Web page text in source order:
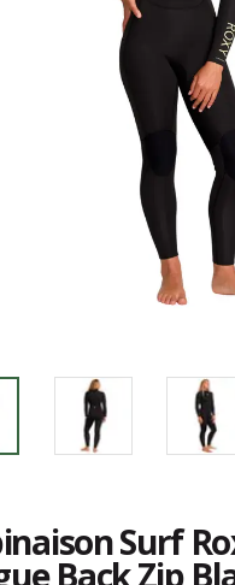
Surf
Back Zip